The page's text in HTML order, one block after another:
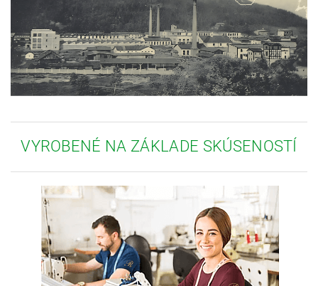
VYROBENÉ NA ZÁKLADE SKÚSENOSTÍ